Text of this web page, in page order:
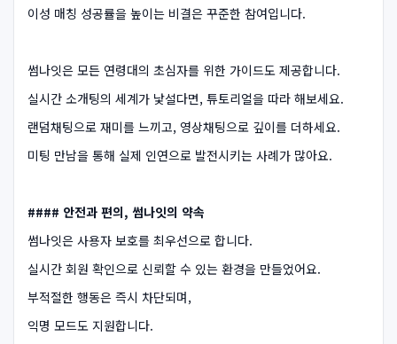
이성 매칭 성공률을 높이는 비결은 꾸준한 참여입니다.
썸나잇은 모든 연령대의 초심자를 위한 가이드도 제공합니다.
실시간 소개팅의 세계가 낯설다면, 튜토리얼을 따라 해보세요.
랜덤채팅으로 재미를 느끼고, 영상채팅으로 깊이를 더하세요.
미팅 만남을 통해 실제 인연으로 발전시키는 사례가 많아요.
#### 안전과 편의, 썸나잇의 약속
썸나잇은 사용자 보호를 최우선으로 합니다.
실시간 회원 확인으로 신뢰할 수 있는 환경을 만들었어요.
부적절한 행동은 즉시 차단되며,
익명 모드도 지원합니다.